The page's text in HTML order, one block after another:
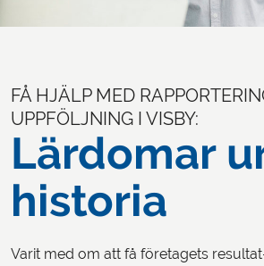
FÅ HJÄLP MED
UPPFÖLJNING I VISBY:
Lärdomar
historia
Varit med om att få företagets